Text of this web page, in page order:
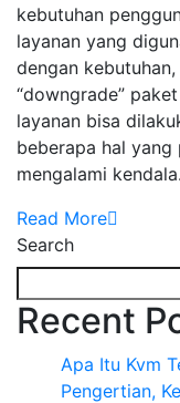
kebutuhan
layanan yang
dengan
“downgrade”
layanan bisa
beberapa hal
mengalami
Read More
Search
Recent
Apa Itu Kvm
Pengertian,